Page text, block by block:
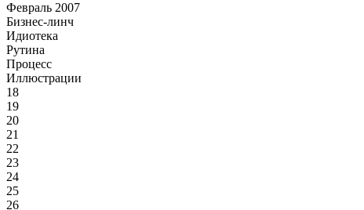
Февраль 2007
Бизнес-линч
Идиотека
Рутина
Процесс
Иллюстрации
18
19
20
21
22
23
24
25
26